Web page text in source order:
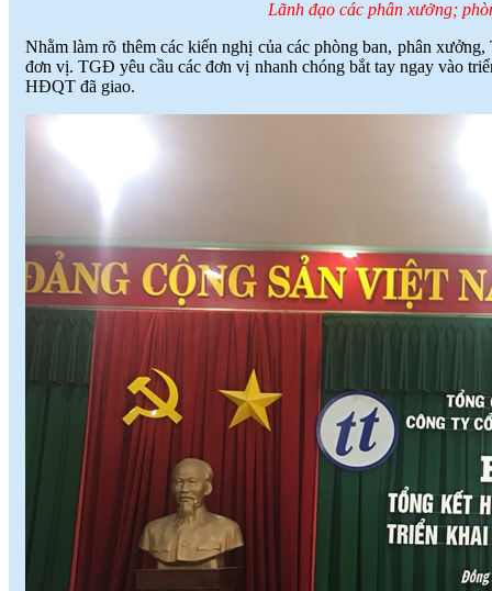
Lãnh đạo các phân xưởng;
Nhằm làm rõ thêm các kiến nghị của các phòng ban, phân
đơn vị. TGĐ yêu cầu các đơn vị nhanh chóng bắt tay ngay vào
HĐQT đã giao.